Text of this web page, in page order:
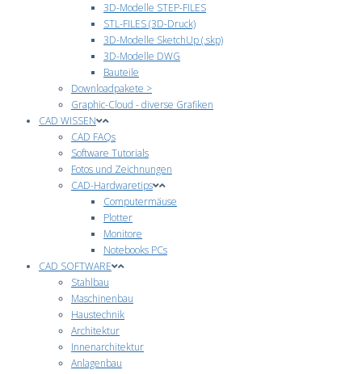
3D-Modelle STEP-FILES
STL-FILES (3D-Druck)
3D-Modelle SketchUp (.skp)
3D-Modelle DWG
Bauteile
Downloadpakete >
Graphic-Cloud - diverse Grafiken
CAD WISSEN
CAD FAQs
Software Tutorials
Fotos und Zeichnungen
CAD-Hardwaretips
Computermäuse
Plotter
Monitore
Notebooks PCs
CAD SOFTWARE
Stahlbau
Maschinenbau
Haustechnik
Architektur
Innenarchitektur
Anlagenbau